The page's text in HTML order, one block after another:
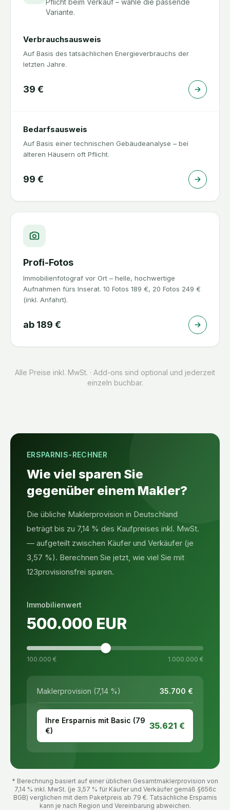
Pflicht beim Verkauf – wähle die passende
Variante.
Verbrauchsausweis
Auf Basis des tatsächlichen Energieverbrauchs der
letzten Jahre.
39 €
Bedarfsausweis
Auf Basis einer technischen Gebäudeanalyse – bei
älteren Häusern oft Pflicht.
99 €
Profi-Fotos
Immobilienfotograf vor Ort – helle, hochwertige
Aufnahmen fürs Inserat. 10 Fotos 189 €, 20 Fotos 249 €
(inkl. Anfahrt).
ab 189 €
Alle Preise inkl. MwSt. · Add-ons sind optional und jederzeit
einzeln buchbar.
ERSPARNIS-RECHNER
Wie viel sparen Sie
gegenüber einem Makler?
Die übliche Maklerprovision in Deutschland
beträgt bis zu 7,14 % des Kaufpreises inkl. MwSt.
— aufgeteilt zwischen Käufer und Verkäufer (je
3,57 %). Berechnen Sie jetzt, wie viel Sie mit
123provisionsfrei sparen.
Immobilienwert
500.000 EUR
100.000 € 1.000.000 €
Maklerprovision (7,14 %) 35.700 €
Ihre Ersparnis mit Basic (79
€)
35.621 €
* Berechnung basiert auf einer üblichen Gesamtmaklerprovision von
7,14 % inkl. MwSt. (je 3,57 % für Käufer und Verkäufer gemäß §656c
BGB) verglichen mit dem Paketpreis ab 79 €. Tatsächliche Ersparnis
kann je nach Region und Vereinbarung abweichen.